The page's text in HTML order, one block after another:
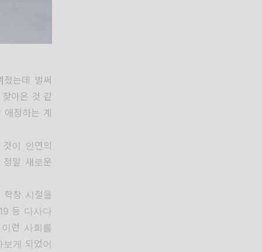
는데 벌써
아온 것 같
정하는 계
이 인연의
말 새로운
학창 시절을
등 다사다
런 사회를
게 되었어